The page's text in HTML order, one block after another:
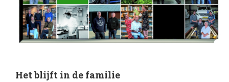
Het blijft in de familie